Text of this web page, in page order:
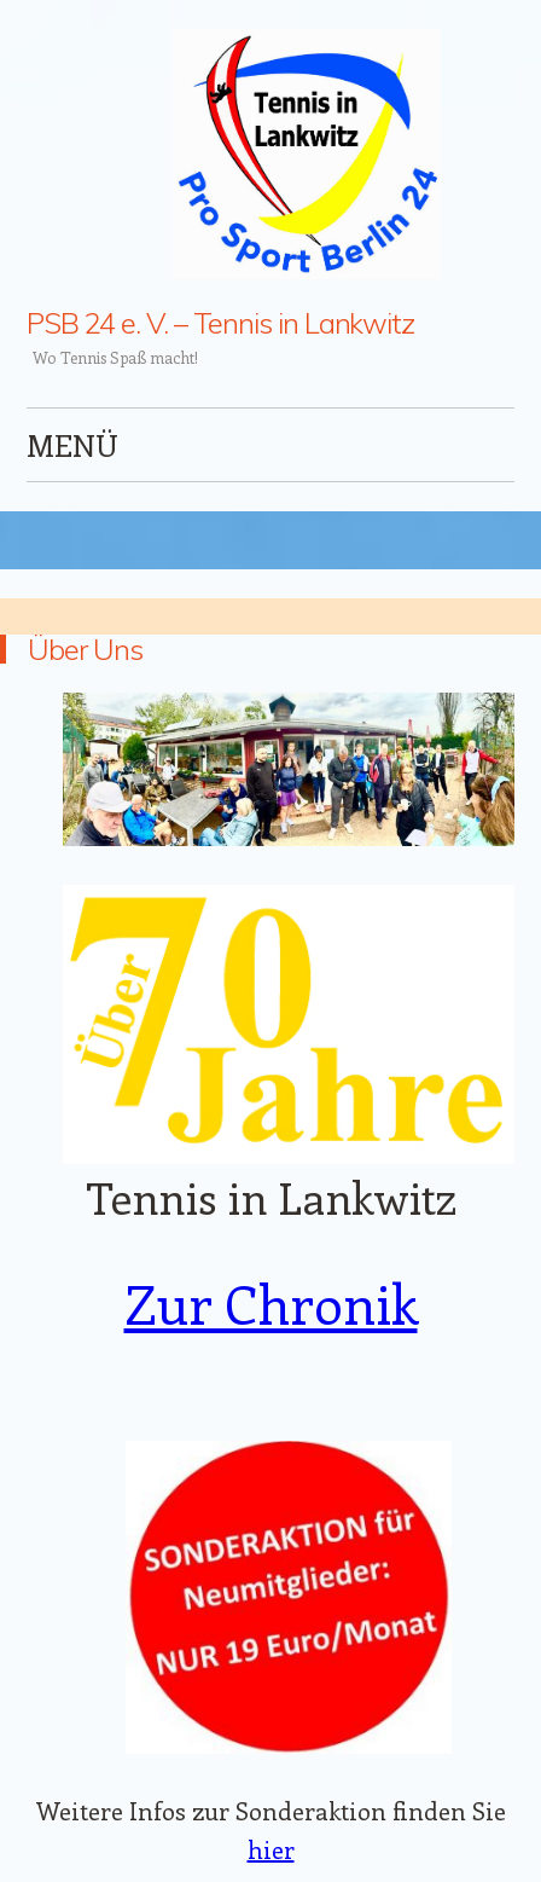
PSB 24 e. V. – Tennis in Lankwitz
Wo Tennis Spaß macht!
MENÜ
Über Uns
Tennis in Lankwitz
Zur Chronik
Weitere Infos zur Sonderaktion finden Sie
hier